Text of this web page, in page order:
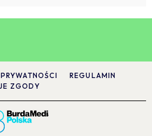
REGULAMIN
ZGODY